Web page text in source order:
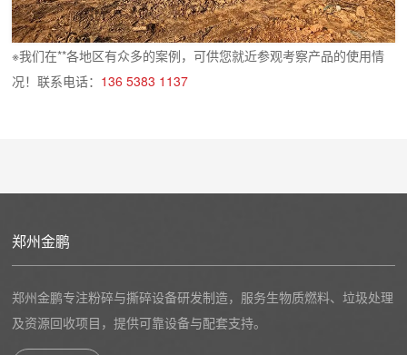
※我们在**各地区有众多的案例，可供您就近参观考察产品的使用情
况！联系电话： 136 5383 1137
郑州金鹏
郑州金鹏专注粉碎与撕碎设备研发制造，服务生物质燃料、垃圾处理
及资源回收项目，提供可靠设备与配套支持。